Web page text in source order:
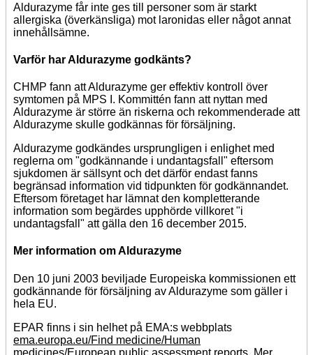
Aldurazyme får inte ges till personer som är starkt
allergiska (överkänsliga) mot laronidas eller något annat
innehållsämne.
Varför har Aldurazyme godkänts?
CHMP fann att Aldurazyme ger effektiv kontroll över
symtomen på MPS I. Kommittén fann att nyttan med
Aldurazyme är större än riskerna och rekommenderade att
Aldurazyme skulle godkännas för försäljning.
Aldurazyme godkändes ursprungligen i enlighet med
reglerna om "godkännande i undantagsfall" eftersom
sjukdomen är sällsynt och det därför endast fanns
begränsad information vid tidpunkten för godkännandet.
Eftersom företaget har lämnat den kompletterande
information som begärdes upphörde villkoret "i
undantagsfall" att gälla den 16 december 2015.
Mer information om Aldurazyme
Den 10 juni 2003 beviljade Europeiska kommissionen ett
godkännande för försäljning av Aldurazyme som gäller i
hela EU.
EPAR finns i sin helhet på EMA:s webbplats
ema.europa.eu/Find medicine/Human
medicines/European public assessment reports. Mer